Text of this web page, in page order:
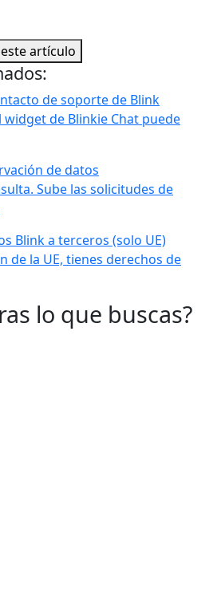
artículo
de soporte de Blink
widget de Blinkie Chat puede
de datos
Sube las solicitudes de
Blink a terceros (solo UE)
de la UE, tienes derechos de
lo que buscas?